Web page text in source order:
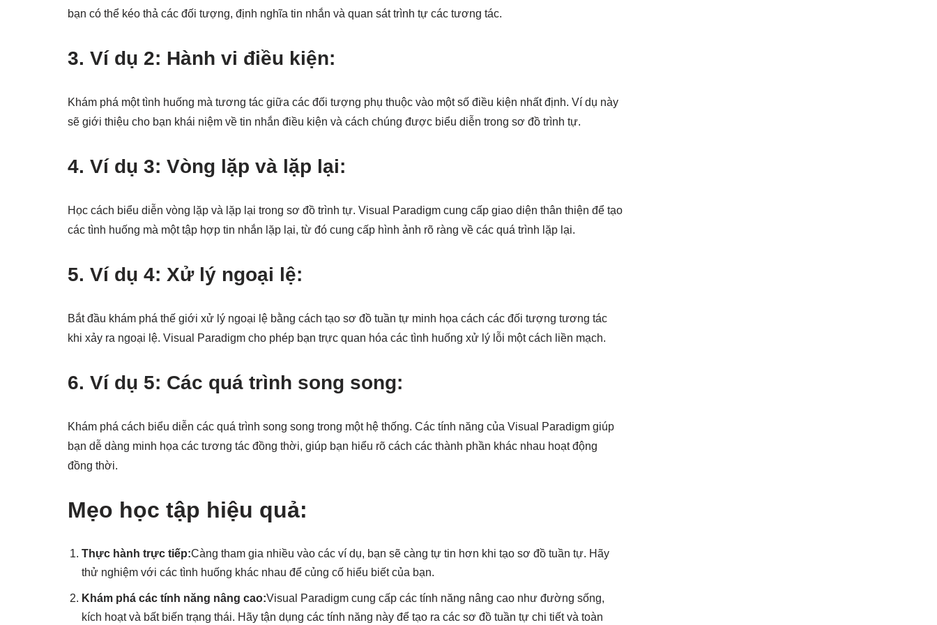
bạn có thể kéo thả các đối tượng, định nghĩa tin nhắn và quan sát trình tự các tương tác.
3. Ví dụ 2: Hành vi điều kiện:
Khám phá một tình huống mà tương tác giữa các đối tượng phụ thuộc vào một số điều kiện nhất định. Ví dụ này
sẽ giới thiệu cho bạn khái niệm về tin nhắn điều kiện và cách chúng được biểu diễn trong sơ đồ trình tự.
4. Ví dụ 3: Vòng lặp và lặp lại:
Học cách biểu diễn vòng lặp và lặp lại trong sơ đồ trình tự. Visual Paradigm cung cấp giao diện thân thiện để tạo
các tình huống mà một tập hợp tin nhắn lặp lại, từ đó cung cấp hình ảnh rõ ràng về các quá trình lặp lại.
5. Ví dụ 4: Xử lý ngoại lệ:
Bắt đầu khám phá thế giới xử lý ngoại lệ bằng cách tạo sơ đồ tuần tự minh họa cách các đối tượng tương tác
khi xảy ra ngoại lệ. Visual Paradigm cho phép bạn trực quan hóa các tình huống xử lý lỗi một cách liền mạch.
6. Ví dụ 5: Các quá trình song song:
Khám phá cách biểu diễn các quá trình song song trong một hệ thống. Các tính năng của Visual Paradigm giúp
bạn dễ dàng minh họa các tương tác đồng thời, giúp bạn hiểu rõ cách các thành phần khác nhau hoạt động
đồng thời.
Mẹo học tập hiệu quả:
Thực hành trực tiếp:Càng tham gia nhiều vào các ví dụ, bạn sẽ càng tự tin hơn khi tạo sơ đồ tuần tự. Hãy
thử nghiệm với các tình huống khác nhau để củng cố hiểu biết của bạn.
Khám phá các tính năng nâng cao:Visual Paradigm cung cấp các tính năng nâng cao như đường sống,
kích hoạt và bất biến trạng thái. Hãy tận dụng các tính năng này để tạo ra các sơ đồ tuần tự chi tiết và toàn